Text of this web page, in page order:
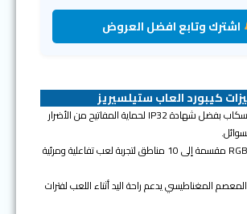
اشترك وتابع افضل العروض
كيبورد العاب ستيلسيريز
مقاومة للانسكاب بفضل شهادة IP32 لحماية المفاتيح من الأضرار
توفر إضاءة RGB مقسمة إلى 10 مناطق لتجربة لعب تفاعلية ومرئية
المغناطيسي يدعم راحة اليد أثناء اللعب لفترات